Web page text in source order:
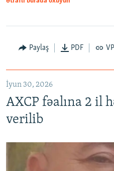
Paylaş PDF
İyun 30, 2026
AXCP fəalına 2 il
verilib